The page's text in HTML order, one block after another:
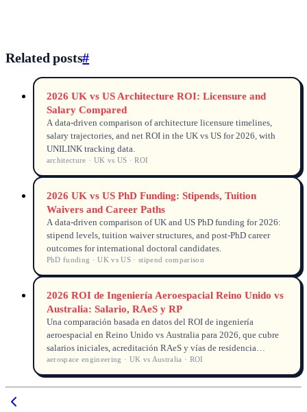
Related posts#
2026 UK vs US Architecture ROI: Licensure and
Salary Compared
A data-driven comparison of architecture licensure timelines,
salary trajectories, and net ROI in the UK vs US for 2026, with
UNILINK tracking data.
architecture · UK vs US · ROI
2026 UK vs US PhD Funding: Stipends, Tuition
Waivers and Career Paths
A data-driven comparison of UK and US PhD funding for 2026:
stipend levels, tuition waiver structures, and post-PhD career
outcomes for international doctoral candidates.
PhD funding · UK vs US · stipend comparison
2026 ROI de Ingeniería Aeroespacial Reino Unido vs
Australia: Salario, RAeS y RP
Una comparación basada en datos del ROI de ingeniería
aeroespacial en Reino Unido vs Australia para 2026, que cubre
salarios iniciales, acreditación RAeS y vías de residencia
permanente.
aerospace engineering · UK vs Australia · ROI